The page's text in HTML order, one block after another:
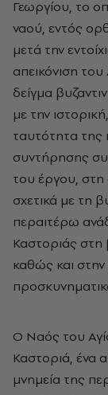
Γεωργίου, το
ναού, εντός
μετά την
απεικόνιση
δείγμα
με την
ταυτότητα της
συντήρησης
του έργου, στη
σχετικά με τη
περαιτέρω
Καστοριάς στη
καθώς και στην
Ο Ναός του
Καστοριά, ένα
μνημεία της